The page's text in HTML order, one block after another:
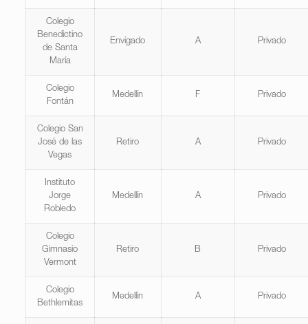
Colegio
Benedictino
de Santa
María
Envigado A Privado
Colegio
Fontán
Medellín F Privado
Colegio San
José de las
Vegas
Retiro A Privado
Instituto
Jorge
Robledo
Medellín A Privado
Colegio
Gimnasio
Vermont
Retiro B Privado
Colegio
Bethlemitas
Medellín A Privado